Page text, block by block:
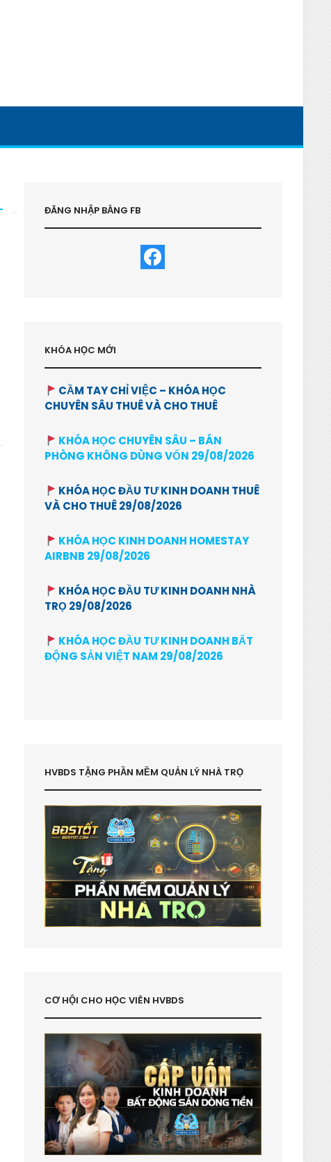
ĐĂNG NHẬP BẰNG FB
KHÓA HỌC MỚI
CẦM TAY CHỈ VIỆC – KHÓA HỌC
CHUYÊN SÂU THUÊ VÀ CHO THUÊ
KHÓA HỌC CHUYÊN SÂU – BÁN
PHÒNG KHÔNG DÙNG VỐN 29/08/2026
KHÓA HỌC ĐẦU TƯ KINH DOANH THUÊ
VÀ CHO THUÊ 29/08/2026
KHÓA HỌC KINH DOANH HOMESTAY
AIRBNB 29/08/2026
KHÓA HỌC ĐẦU TƯ KINH DOANH NHÀ
TRỌ 29/08/2026
KHÓA HỌC ĐẦU TƯ KINH DOANH BẤT
ĐỘNG SẢN VIỆT NAM 29/08/2026
HVBDS TẶNG PHẦN MỀM QUẢN LÝ NHÀ TRỌ
CƠ HỘI CHO HỌC VIÊN HVBDS